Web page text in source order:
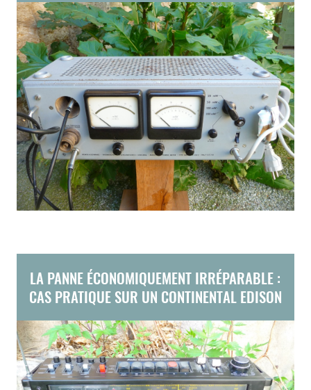
LA PANNE ÉCONOMIQUEMENT IRRÉPARABLE :
CAS PRATIQUE SUR UN CONTINENTAL EDISON